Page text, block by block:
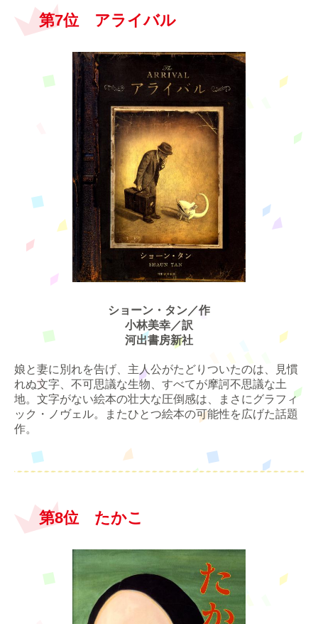
第7位 アライバル
ショーン・タン／作
小林美幸／訳
河出書房新社
娘と妻に別れを告げ、主人公がたどりついたのは、見慣
れぬ文字、不可思議な生物、すべてが摩訶不思議な土
地。文字がない絵本の壮大な圧倒感は、まさにグラフィ
ック・ノヴェル。またひとつ絵本の可能性を広げた話題
作。
第8位 たかこ